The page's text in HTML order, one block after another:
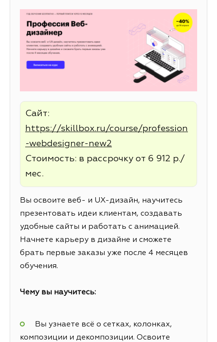
Сайт:
https://skillbox.ru/course/profession
-webdesigner-new2
Стоимость: в рассрочку от 6 912 р./
мес.
Вы освоите веб- и UX-дизайн, научитесь
презентовать идеи клиентам, создавать
удобные сайты и работать с анимацией.
Начнете карьеру в дизайне и сможете
брать первые заказы уже после 4 месяцев
обучения.
Чему вы научитесь:
Вы узнаете всё о сетках, колонках,
композиции и декомпозиции. Освоите